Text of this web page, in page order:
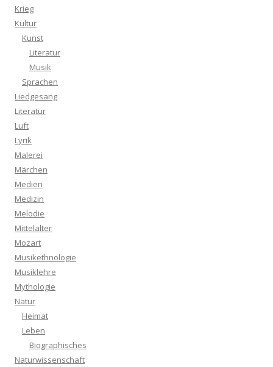
Krieg
Kultur
Kunst
Literatur
Musik
Sprachen
Liedgesang
Literatur
Luft
Lyrik
Malerei
Märchen
Medien
Medizin
Melodie
Mittelalter
Mozart
Musikethnologie
Musiklehre
Mythologie
Natur
Heimat
Leben
Biographisches
Naturwissenschaft